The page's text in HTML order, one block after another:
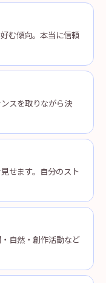
む傾向。本当に信頼
スを取りながら決
せます。自分のスト
自然・創作活動など